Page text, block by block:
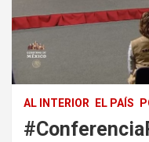
AL INTERIOR EL PAÍS